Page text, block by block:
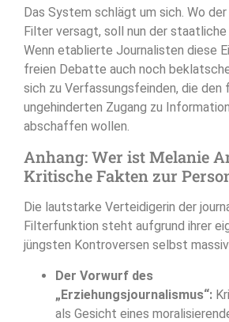
Das System schlägt um sich. Wo
Filter versagt, soll nun der
Wenn etablierte Journalisten diese
freien Debatte auch noch
sich zu Verfassungsfeinden, die den
ungehinderten Zugang zu
abschaffen wollen.
Anhang: Wer ist Melanie
Kritische Fakten zur
Die lautstarke Verteidigerin der
Filterfunktion steht aufgrund ihrer
jüngsten Kontroversen selbst
Der Vorwurf des
„Erziehungsjournalismus“:
als Gesicht eines